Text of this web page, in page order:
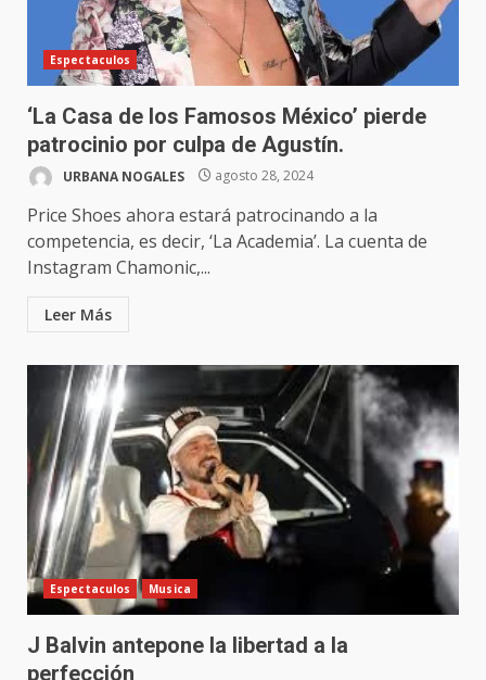
Espectaculos
‘La Casa de los Famosos México’ pierde
patrocinio por culpa de Agustín.
URBANA NOGALES agosto 28, 2024
Price Shoes ahora estará patrocinando a la
competencia, es decir, ‘La Academia’. La cuenta de
Instagram Chamonic,...
Leer Más
Espectaculos Musica
J Balvin antepone la libertad a la
perfección